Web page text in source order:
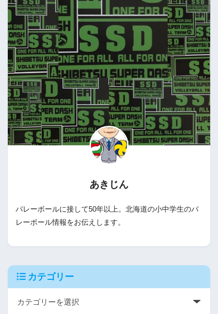
あきじん
バレーボールに接して50年以上。北海道の小中学生のバ
レーボール情報をお伝えします。
カテゴリー